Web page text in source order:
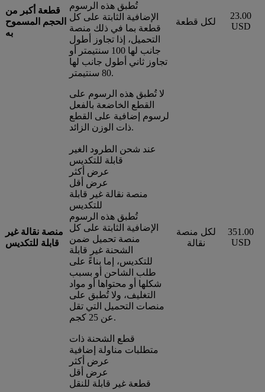
قطعة أكبر من
الحجم المسموح
به
تُطبق هذه الرسوم
الإضافية الثابتة على كل
قطعة بما في ذلك منصة
التحميل، إذا تجاوز أطول
جانب لها 100 سنتيمتر أو
تجاوز ثاني أطول جانب لها
80 سنتيمتر.
لا تُطبق هذه الرسوم على
القطع الخاضعة بالفعل
لرسوم إضافية على القطع
ذات الوزن الزائد.
لكل قطعة
23.00
USD
منصة نقالة غير
قابلة للتكديس
عند شحن الطرود الغير
قابلة للتكديس
عرض أكثر
عرض أقل
منصة نقالة غير قابلة
للتكديس
تُطبق هذه الرسوم
الإضافية الثابتة على كل
منصة تحميل ضمن
الشحنة غير قابلة
للتكديس، إما بناءً على
طلب الشاحن أو بسبب
شكلها أو محتواها أو مواد
التغليف، ولا تُطبق على
منصات التحميل التي تقل
عن 25 كجم.
لكل منصة
نقالة
351.00
USD
قطع الشحنة ذات
متطلبات مناولة إضافية
عرض أكثر
عرض أقل
قطعة غير قابلة للنقل